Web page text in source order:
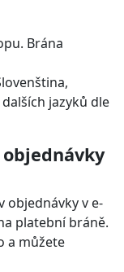
Brána
jazyků dle
objednávky v e-
platební bráně.
a můžete